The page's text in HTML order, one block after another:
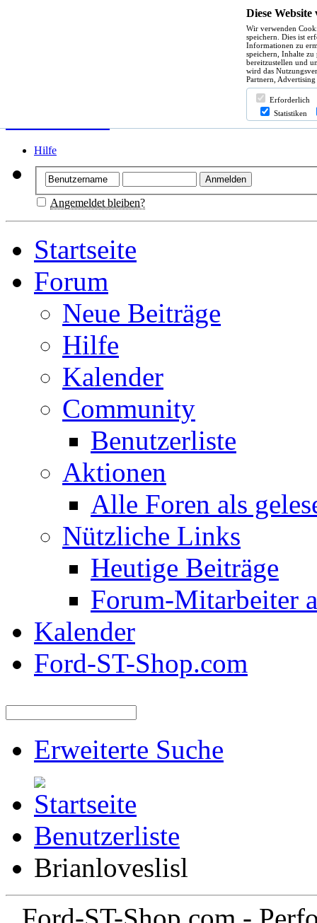
Hilfe
Angemeldet bleiben?
Startseite
Forum
Neue Beiträge
Hilfe
Kalender
Community
Benutzerliste
Aktionen
Alle Foren als
Nützliche Links
Heutige Beiträge
Forum-Mitarbeiter
Kalender
Ford-ST-Shop.com
Erweiterte Suche
Benutzerliste
Brianloveslisl
Diese
Wir verwenden
speichern. Dies ist
Informationen zu
speichern, Inhalte
bereitzustellen und
wird das
Partnern,
Erforderlich
Statistiken